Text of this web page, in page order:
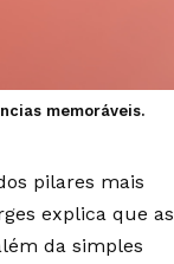
memoráveis.
pilares mais
explica que as
da simples